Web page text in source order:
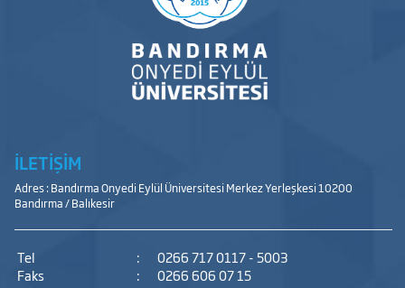
İLETİŞİM
Adres : Bandırma Onyedi Eylül Üniversitesi Merkez Yerleşkesi 10200
Bandırma / Balıkesir
Tel :
0266 717 0117 - 5003
Faks
:
0266 606 07 15